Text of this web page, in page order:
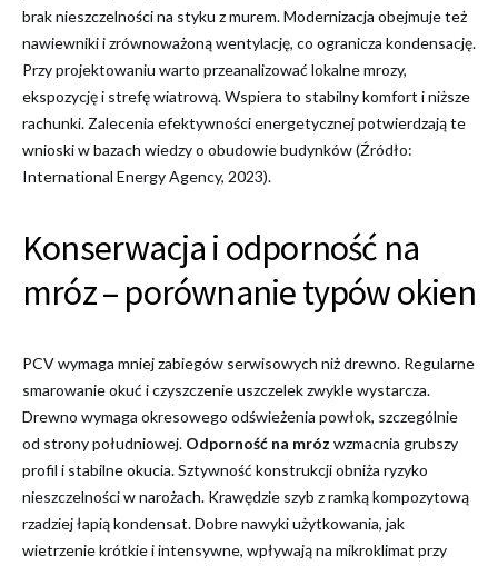
brak nieszczelności na styku z murem. Modernizacja obejmuje też
nawiewniki i zrównoważoną wentylację, co ogranicza kondensację.
Przy projektowaniu warto przeanalizować lokalne mrozy,
ekspozycję i strefę wiatrową. Wspiera to stabilny komfort i niższe
rachunki. Zalecenia efektywności energetycznej potwierdzają te
wnioski w bazach wiedzy o obudowie budynków (Źródło:
International Energy Agency, 2023).
Konserwacja i odporność na
mróz – porównanie typów okien
PCV wymaga mniej zabiegów serwisowych niż drewno. Regularne
smarowanie okuć i czyszczenie uszczelek zwykle wystarcza.
Drewno wymaga okresowego odświeżenia powłok, szczególnie
od strony południowej. Odporność na mróz wzmacnia grubszy
profil i stabilne okucia. Sztywność konstrukcji obniża ryzyko
nieszczelności w narożach. Krawędzie szyb z ramką kompozytową
rzadziej łapią kondensat. Dobre nawyki użytkowania, jak
wietrzenie krótkie i intensywne, wpływają na mikroklimat przy